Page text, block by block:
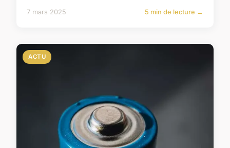
7 mars 2025 5 min de lecture →
ACTU